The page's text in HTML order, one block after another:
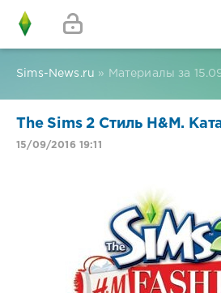
Sims-News.ru » Материалы за
The Sims 2 Стиль Н&М.
15/09/2016 19:11